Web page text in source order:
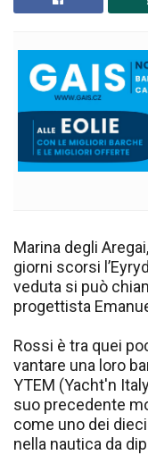
Marina degli
giorni scorsi
veduta si può
progettista
Rossi è tra quei
vantare una loro
YTEM (Yacht'n
suo precedente
come uno dei
nella nautica da